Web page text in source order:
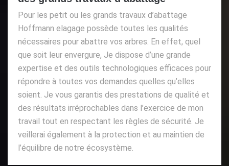
Pour les petit ou les grands travaux d’abattage
Hoffmann elagage possède toutes les qualités
nécessaires pour abattre vos arbres. En effet, quel
que soit leur envergure, Je dispose d’une grande
expertise et des outils technologiques efficaces pour
répondre à toutes vos demandes quelles qu’elles
soient. Je vous garantis des prestations de qualité et
des résultats irréprochables dans l’exercice de mon
travail tout en respectant les règles de sécurité. Je
veillerai également à la protection et au maintien de
l’équilibre de notre écosystème.